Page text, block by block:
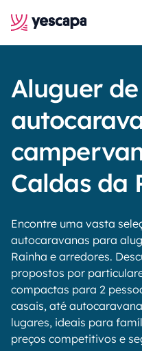
Aluguer de
Caldas da
Encontre uma vasta
autocaravanas para
Rainha e arredores.
propostos por
compactas para 2
casais, até
lugares, ideais para
preços competitivos e